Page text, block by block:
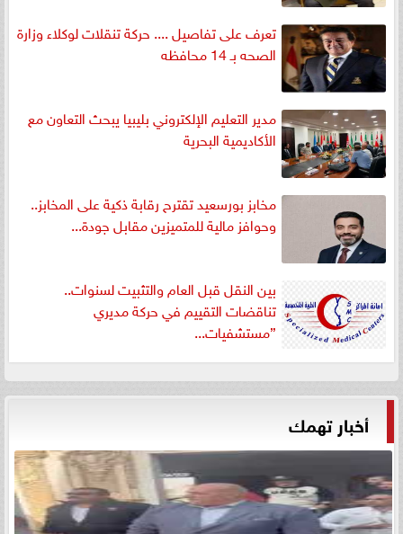
تعرف على تفاصيل .... حركة تنقلات لوكلاء وزارة
الصحه بـ 14 محافظه
مدير التعليم الإلكتروني بليبيا يبحث التعاون مع
الأكاديمية البحرية
مخابز بورسعيد تقترح رقابة ذكية على المخابز..
وحوافز مالية للمتميزين مقابل جودة...
بين النقل قبل العام والتثبيت لسنوات..
تناقضات التقييم في حركة مديري
”مستشفيات...
أخبار تهمك